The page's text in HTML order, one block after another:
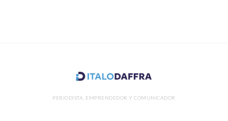
PERIODISTA, EMPRENDEDOR Y COMUNICADOR